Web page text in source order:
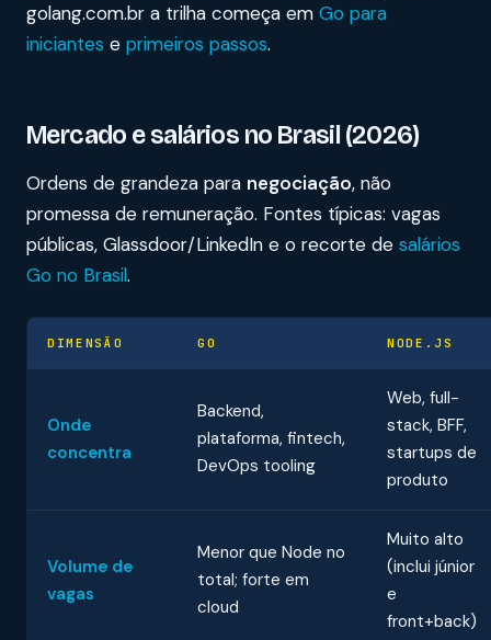
golang.com.br a trilha começa em Go para
iniciantes e primeiros passos.
Mercado e salários no Brasil (2026)
Ordens de grandeza para negociação, não
promessa de remuneração. Fontes típicas: vagas
públicas, Glassdoor/LinkedIn e o recorte de salários
Go no Brasil.
DIMENSÃO GO NODE.JS
Onde
concentra
Backend,
plataforma, fintech,
DevOps tooling
Web, full-
stack, BFF,
startups de
produto
Volume de
vagas
Menor que Node no
total; forte em
cloud
Muito alto
(inclui júnior
e
front+back)